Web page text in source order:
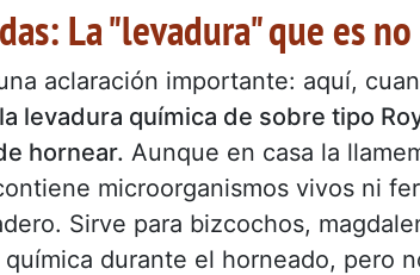
La "levadura" que es
aclaración importante: aquí,
levadura química de sobre tipo
hornear. Aunque en casa la
microorganismos vivos ni
Sirve para bizcochos,
durante el horneado, pero